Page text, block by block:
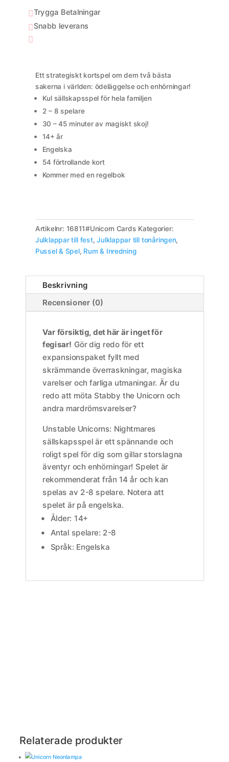
(Eng)
mängd
Trygga Betalningar
Snabb leverans

Ett strategiskt kortspel om dem två bästa
sakerna i världen: ödeläggelse och enhörningar!
Kul sällskapsspel för hela familjen
2 – 8 spelare
30 – 45 minuter av magiskt skoj!
14+ år
Engelska
54 förtrollande kort
Kommer med en regelbok
Artikelnr: 16811#Unicorn Cards Kategorier:
Julklappar till fest,Julklappar till tonåringen,
Pussel & Spel, Rum & Inredning
Beskrivning
Recensioner (0)
Var försiktig, det här är inget för
fegisar! Gör dig redo för ett
expansionspaket fyllt med
skrämmande överraskningar, magiska
varelser och farliga utmaningar. Är du
redo att möta Stabby the Unicorn och
andra mardrömsvarelser? ️
Unstable Unicorns: Nightmares
sällskapsspel är ett spännande och
roligt spel för dig som gillar storslagna
äventyr och enhörningar! Spelet är
rekommenderat från 14 år och kan
spelas av 2-8 spelare. Notera att
spelet är på engelska.
Ålder: 14+
Antal spelare: 2-8
Språk: Engelska
Relaterade produkter